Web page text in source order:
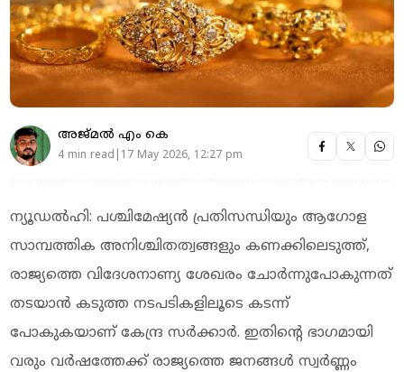
അജ്മല്‍ എം കെ
4 min read|17 May 2026, 12:27 pm
ന്യൂഡൽഹി: പശ്ചിമേഷ്യൻ പ്രതിസന്ധിയും ആഗോള
സാമ്പത്തിക അനിശ്ചിതത്വങ്ങളും കണക്കിലെടുത്ത്,
രാജ്യത്തെ വിദേശനാണ്യ ശേഖരം ചോർന്നുപോകുന്നത്
തടയാൻ കടുത്ത നടപടികളിലൂടെ കടന്ന്
പോകുകയാണ് കേന്ദ്ര സർക്കാർ. ഇതിന്റെ ഭാഗമായി
വരും വർഷത്തേക്ക് രാജ്യത്തെ ജനങ്ങൾ സ്വർണ്ണം